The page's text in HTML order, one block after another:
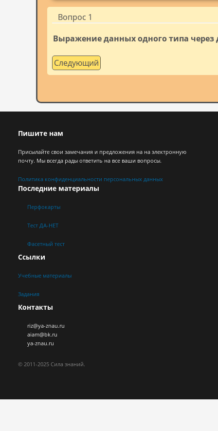
Вопрос 1
Выражение данных одного типа через
Следующий
Пишите нам
Присылайте свои замечания и предложения на на электронную
почту. Мы всегда рады ответить на все ваши вопросы.
Политика конфиденциальности персональных данных
Последние материалы
Перфокарты
Тест ДА-НЕТ
Фасетный тест
Ссылки
Учебные материалы
Задания
Контакты
riz@ya-znau.ru
aiam@bk.ru
ya-znau.ru
© 2011-2025 Сила знаний.